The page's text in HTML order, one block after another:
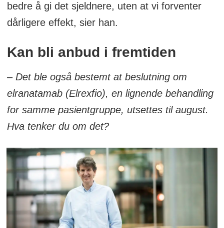
bedre å gi det sjeldnere, uten at vi forventer
dårligere effekt, sier han.
Kan bli anbud i fremtiden
– Det ble også bestemt at beslutning om
elranatamab (Elrexfio), en lignende behandling
for samme pasientgruppe, utsettes til august.
Hva tenker du om det?